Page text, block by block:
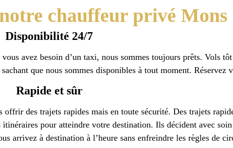
chauffeur privé Mons
Disponibilité 24/7
avez besoin d’un taxi, nous sommes toujours prêts. Vols
que nous sommes disponibles à tout moment. Réservez
Rapide et sûr
des trajets rapides mais en toute sécurité. Des trajets
pour atteindre votre destination. Ils décident avec
arrivez à destination à l’heure sans enfreindre les règles de